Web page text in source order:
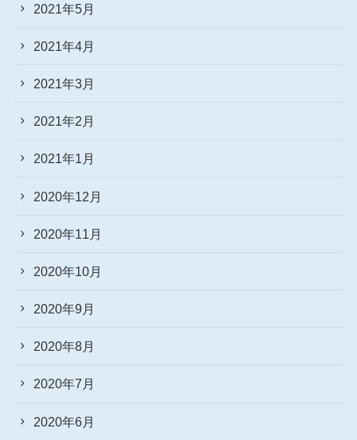
2021年5月
2021年4月
2021年3月
2021年2月
2021年1月
2020年12月
2020年11月
2020年10月
2020年9月
2020年8月
2020年7月
2020年6月